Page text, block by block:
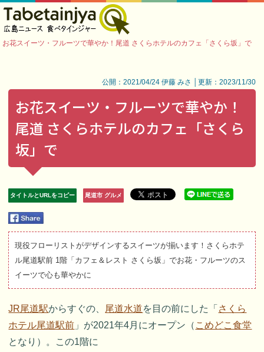
お花スイーツ・フルーツで華やか！尾道 さくらホテルのカフェ「さくら坂」で
公開：2021/04/24 伊藤 みさ │更新：2023/11/30
お花スイーツ・フルーツで華やか！
尾道 さくらホテルのカフェ「さくら
坂」で
タイトルとURLをコピー 尾道市 グルメ
現役フローリストがデザインするスイーツが揃います！さくらホテ
ル尾道駅前 1階「カフェ＆レスト さくら坂」でお花・フルーツのス
イーツで心も華やかに
JR尾道駅からすぐの、 尾道水道を目の前にした「 さくら
ホテル尾道駅前 」が2021年4月にオープン（ こめどこ食堂
となり）。この1階に